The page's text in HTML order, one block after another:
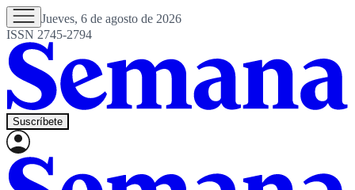
Jueves, 6 de agosto de 2026
ISSN 2745-2794
Suscríbete